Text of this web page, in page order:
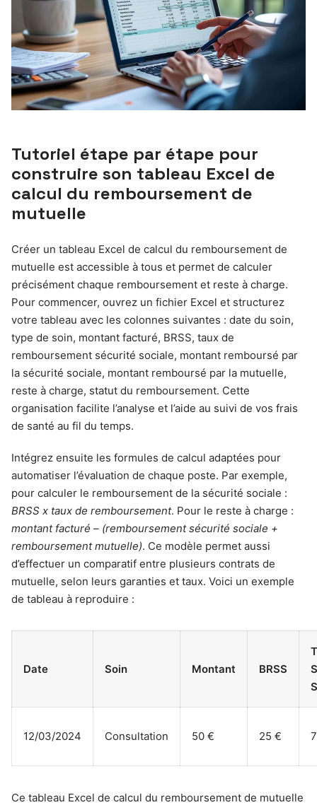
Tutoriel étape par étape pour
construire son tableau Excel de
calcul du remboursement de
mutuelle
Créer un tableau Excel de calcul du remboursement de
mutuelle est accessible à tous et permet de calculer
précisément chaque remboursement et reste à charge.
Pour commencer, ouvrez un fichier Excel et structurez
votre tableau avec les colonnes suivantes : date du soin,
type de soin, montant facturé, BRSS, taux de
remboursement sécurité sociale, montant remboursé par
la sécurité sociale, montant remboursé par la mutuelle,
reste à charge, statut du remboursement. Cette
organisation facilite l’analyse et l’aide au suivi de vos frais
de santé au fil du temps.
Intégrez ensuite les formules de calcul adaptées pour
automatiser l’évaluation de chaque poste. Par exemple,
pour calculer le remboursement de la sécurité sociale :
BRSS x taux de remboursement. Pour le reste à charge :
montant facturé – (remboursement sécurité sociale +
remboursement mutuelle). Ce modèle permet aussi
d’effectuer un comparatif entre plusieurs contrats de
mutuelle, selon leurs garanties et taux. Voici un exemple
de tableau à reproduire :
Date Soin Montant BRSS
12/03/2024 Consultation 50 € 25 €
Ce tableau Excel de calcul du remboursement de mutuelle